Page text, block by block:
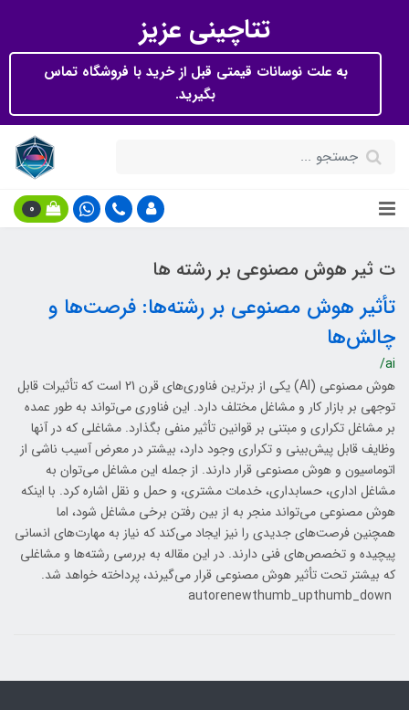
تتاچینی عزیز
به علت نوسانات قیمتی قبل از خرید با فروشگاه تماس
بگیرید.
0
ت ثیر هوش مصنوعی بر رشته ها
تأثیر هوش مصنوعی بر رشته‌ها: فرصت‌ها و
چالش‌ها
/ai
هوش مصنوعی (AI) یکی از برترین فناوری‌های قرن 21 است که تأثیرات قابل
توجهی بر بازار کار و مشاغل مختلف دارد. این فناوری می‌تواند به طور عمده
بر مشاغل تکراری و مبتنی بر قوانین تأثیر منفی بگذارد. مشاغلی که در آنها
وظایف قابل پیش‌بینی و تکراری وجود دارد، بیشتر در معرض آسیب ناشی از
اتوماسیون و هوش مصنوعی قرار دارند. از جمله این مشاغل می‌توان به
مشاغل اداری، حسابداری، خدمات مشتری، و حمل و نقل اشاره کرد. با اینکه
هوش مصنوعی می‌تواند منجر به از بین رفتن برخی مشاغل شود، اما
همچنین فرصت‌های جدیدی را نیز ایجاد می‌کند که نیاز به مهارت‌های انسانی
پیچیده و تخصص‌های فنی دارند. در این مقاله به بررسی رشته‌ها و مشاغلی
که بیشتر تحت تأثیر هوش مصنوعی قرار می‌گیرند، پرداخته خواهد شد.